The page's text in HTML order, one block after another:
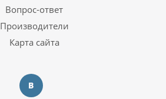
Вопрос-ответ
Производители
Карта сайта